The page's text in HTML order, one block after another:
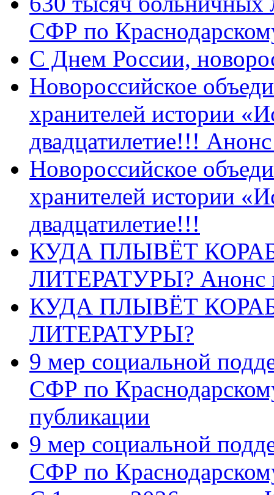
СФР по
C Днем России,
Новороссийское
хранителей истории
двадцатилетие!!!
Новороссийское
хранителей истории
двадцатилетие!!!
КУДА ПЛЫВЁТ
ЛИТЕРАТУРЫ? Анонс
КУДА ПЛЫВЁТ
ЛИТЕРАТУРЫ?
9 мер социальной
СФР по
публикации
9 мер социальной
СФР по